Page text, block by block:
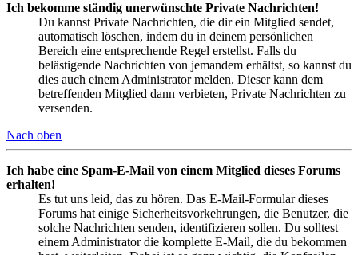
Ich bekomme ständig unerwünschte Private Nachrichten!
Du kannst Private Nachrichten, die dir ein Mitglied sendet,
automatisch löschen, indem du in deinem persönlichen
Bereich eine entsprechende Regel erstellst. Falls du
belästigende Nachrichten von jemandem erhältst, so kannst du
dies auch einem Administrator melden. Dieser kann dem
betreffenden Mitglied dann verbieten, Private Nachrichten zu
versenden.
Nach oben
Ich habe eine Spam-E-Mail von einem Mitglied dieses Forums
erhalten!
Es tut uns leid, das zu hören. Das E-Mail-Formular dieses
Forums hat einige Sicherheitsvorkehrungen, die Benutzer, die
solche Nachrichten senden, identifizieren sollen. Du solltest
einem Administrator die komplette E-Mail, die du bekommen